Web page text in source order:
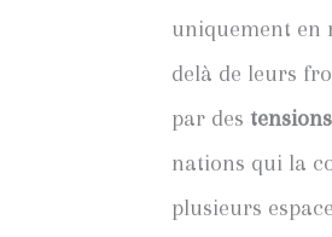
uniquement en
delà de leurs
par des
nations qui la
plusieurs